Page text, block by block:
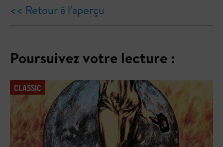
<< Retour à l'aperçu
Poursuivez votre lecture :
CLASSIC